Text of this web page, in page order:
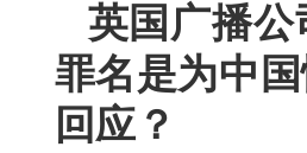
英国广播
罪名是为中
回应？